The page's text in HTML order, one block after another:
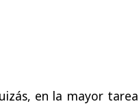
en la mayor tarea